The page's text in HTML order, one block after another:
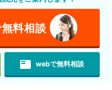
料相談
featured_play_list webで無料相談